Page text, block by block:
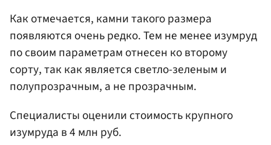
Как отмечается, камни такого размера
появляются очень редко. Тем не менее изумруд
по своим параметрам отнесен ко второму
сорту, так как является светло-зеленым и
полупрозрачным, а не прозрачным.
Специалисты оценили стоимость крупного
изумруда в 4 млн руб.